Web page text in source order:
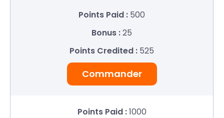
500
25
525
Commander
1000